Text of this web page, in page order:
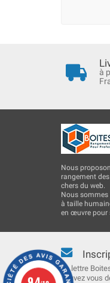
à
Nous
rangement
chers du web.
Nous
à taille
en œuvre pour
La lettre
pouvez vous